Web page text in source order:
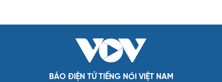
BÁO ĐIỆN TỬ TIẾNG NÓI VIỆT NAM